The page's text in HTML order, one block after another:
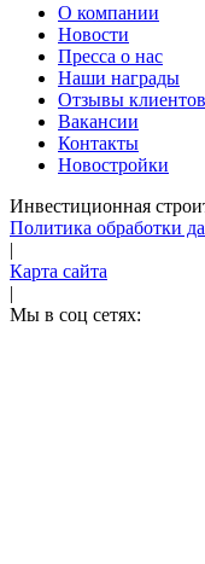
О компании
Новости
Пресса о нас
Наши награды
Отзывы клиентов
Вакансии
Контакты
Новостройки
Инвестиционная
Политика обработки
|
Карта сайта
|
Мы в соц сетях: